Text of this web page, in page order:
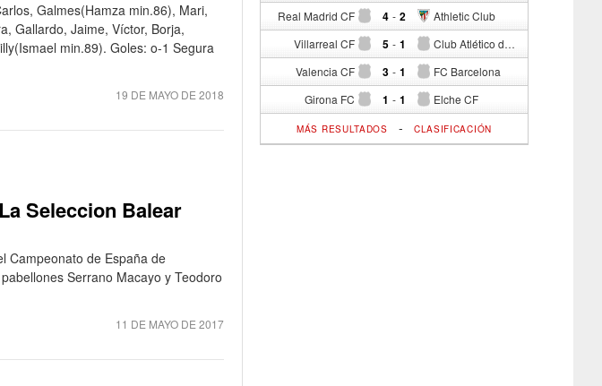
Galmes(Hamza min.86), Mari,
Gallardo, Jaime, Víctor, Borja,
min.89). Goles: o-1 Segura
19 DE MAYO DE 2018
Seleccion Balear
Campeonato de España de
Serrano Macayo y Teodoro
11 DE MAYO DE 2017
Real Madrid CF 4 - Athletic Club
2
Villarreal CF 5 - Club Atlético de Madrid
1
Valencia CF 3 - FC Barcelona
1
Girona FC 1 - Elche CF
1
MÁS RESULTADOS - CLASIFICACIÓN